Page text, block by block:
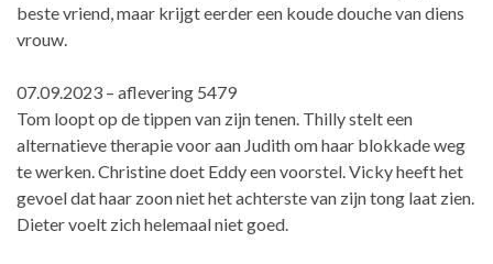
beste vriend, maar krijgt eerder een koude douche van diens
vrouw.
07.09.2023 – aflevering 5479
Tom loopt op de tippen van zijn tenen. Thilly stelt een
alternatieve therapie voor aan Judith om haar blokkade weg
te werken. Christine doet Eddy een voorstel. Vicky heeft het
gevoel dat haar zoon niet het achterste van zijn tong laat zien.
Dieter voelt zich helemaal niet goed.